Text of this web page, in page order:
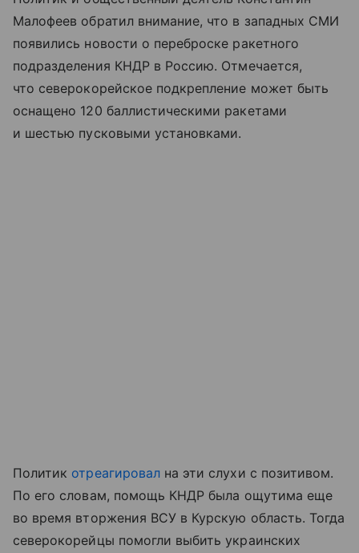
Малофеев обратил внимание, что в западных СМИ
появились новости о переброске ракетного
подразделения КНДР в Россию. Отмечается,
что северокорейское подкрепление может быть
оснащено 120 баллистическими ракетами
и шестью пусковыми установками.
Политик отреагировална эти слухи с позитивом.
По его словам, помощь КНДР была ощутима еще
во время вторжения ВСУ в Курскую область. Тогда
северокорейцы помогли выбить украинских